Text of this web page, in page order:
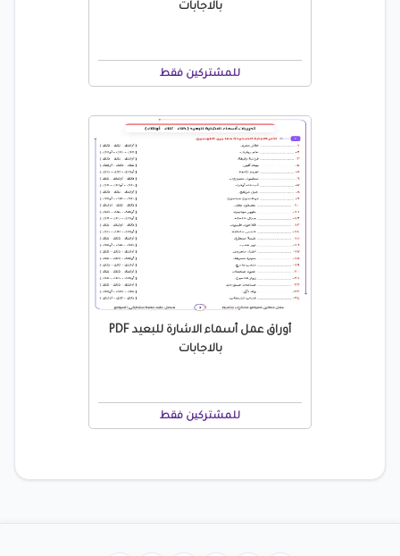
بالاجابات
للمشتركين فقط
أوراق عمل أسماء الاشارة للبعيد PDF
بالاجابات
للمشتركين فقط